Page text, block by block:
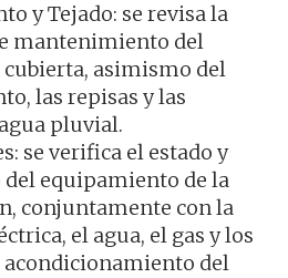
y Tejado: se revisa la
mantenimiento del
asimismo del
las repisas y las
pluvial.
se verifica el estado y
del equipamiento de la
conjuntamente con la
el agua, el gas y los
acondicionamiento del